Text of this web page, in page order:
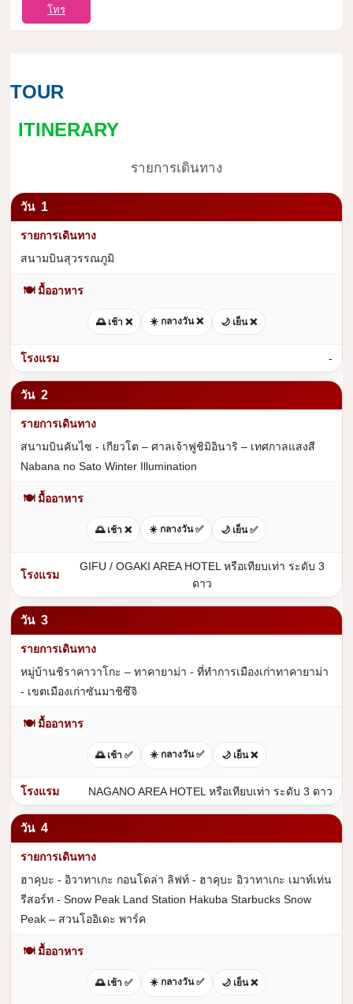
โทร
TOUR
ITINERARY
รายการเดินทาง
1
สนามบินสุวรรณภูมิ
🍽 มื้ออาหาร
🌅 เช้า ❌ ☀️ กลางวัน ❌ 🌙 เย็น ❌
-
2
สนามบินคันไซ - เกียวโต – ศาลเจ้าฟูชิมิอินาริ – เทศกาลแสงสี
Nabana no Sato Winter Illumination
🍽 มื้ออาหาร
🌅 เช้า ❌ ☀️ กลางวัน ✅ 🌙 เย็น ✅
GIFU / OGAKI AREA HOTEL หรือเทียบเท่า ระดับ 3
ดาว
3
หมู่บ้านชิราคาวาโกะ – ทาคายาม่า - ที่ทำการเมืองเก่าทาคายาม่า
- เขตเมืองเก่าซันมาชิซึจิ
🍽 มื้ออาหาร
🌅 เช้า ✅ ☀️ กลางวัน ✅ 🌙 เย็น ❌
NAGANO AREA HOTEL หรือเทียบเท่า ระดับ 3 ดาว
4
ฮาคุบะ - อิวาทาเกะ กอนโดล่า ลิฟท์ - ฮาคุบะ อิวาทาเกะ เมาท์เท่น
รีสอร์ท - Snow Peak Land Station Hakuba Starbucks Snow
Peak – สวนโออิเดะ พาร์ค
🍽 มื้ออาหาร
🌅 เช้า ✅ ☀️ กลางวัน ✅ 🌙 เย็น ❌